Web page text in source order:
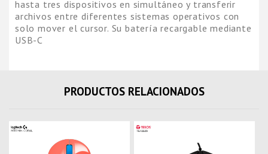
hasta tres dispositivos en simultáneo y transferir
archivos entre diferentes sistemas operativos con
solo mover el cursor. Su batería recargable mediante
USB-C
PRODUCTOS RELACIONADOS